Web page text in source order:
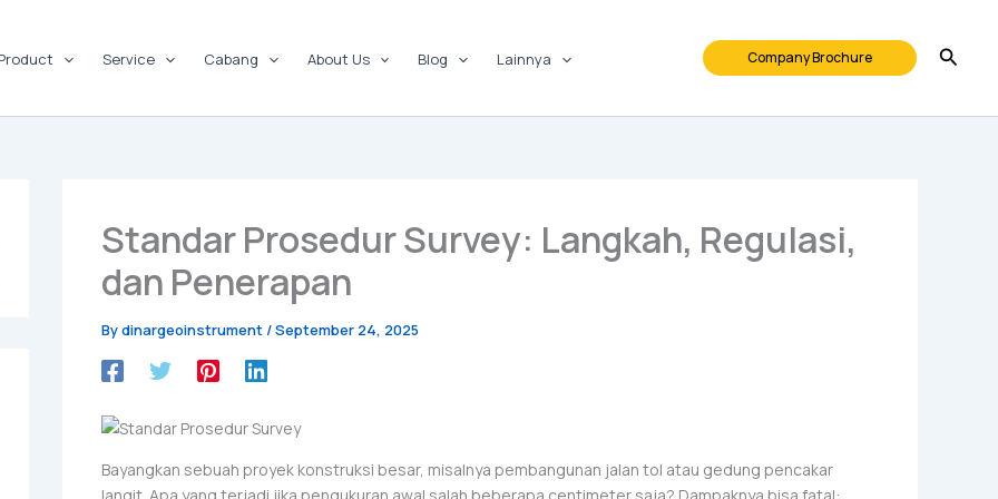
Service Cabang About Us Blog Lainnya Company Brochure
Standar Prosedur Survey: Langkah, Regulasi,
dan Penerapan
Bydinargeoinstrument /September 24, 2025
Bayangkan sebuah proyek konstruksi besar, misalnya pembangunan jalan tol atau gedung pencakar